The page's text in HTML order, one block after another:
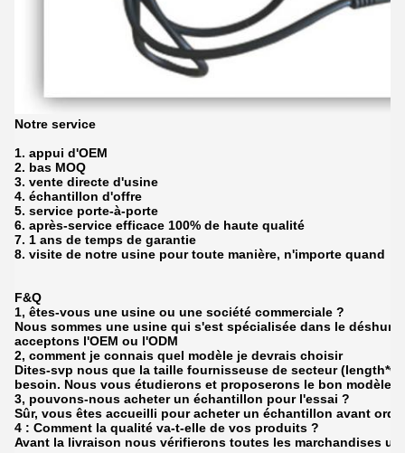
Notre service
1. appui d'OEM
2. bas MOQ
3. vente directe d'usine
4. échantillon d'offre
5. service porte-à-porte
6. après-service efficace 100% de haute qualité
7. 1 ans de temps de garantie
8. visite de notre usine pour toute manière, n'importe quand
F&Q
1, êtes-vous une usine ou une société commerciale ?
Nous sommes une usine qui s'est spécialisée dans le
acceptons l'OEM ou l'ODM
2, comment je connais quel modèle je devrais choisir
Dites-svp nous que la taille fournisseuse de secteur
besoin. Nous vous étudierons et proposerons le bon modèle.
3, pouvons-nous acheter un échantillon pour l'essai ?
Sûr, vous êtes accueilli pour acheter un échantillon avant
4 : Comment la qualité va-t-elle de vos produits ?
Avant la livraison nous vérifierons toutes les marchandises un